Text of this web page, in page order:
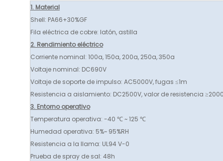
1. Material
Shell: PA66+30%GF
Fila eléctrica de cobre: ​​latón, astilla
2. Rendimiento eléctrico
Corriente nominal: 100a, 150a, 200a, 250a, 350a
Voltaje nominal: DC690V
Voltaje de soporte de impulso: AC5000V, fugas ≤1m
Resistencia a aislamiento: DC2500V, valor de resistencia
3. Entorno operativo
Temperatura operativa: -40 ℃ ~ 125 ℃
Humedad operativa: 5%~ 95%RH
Resistencia a la llama: UL94 V-0
Prueba de spray de sal: 48h